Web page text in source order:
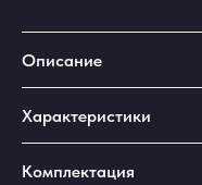
Описание
Характеристики
Комплектация